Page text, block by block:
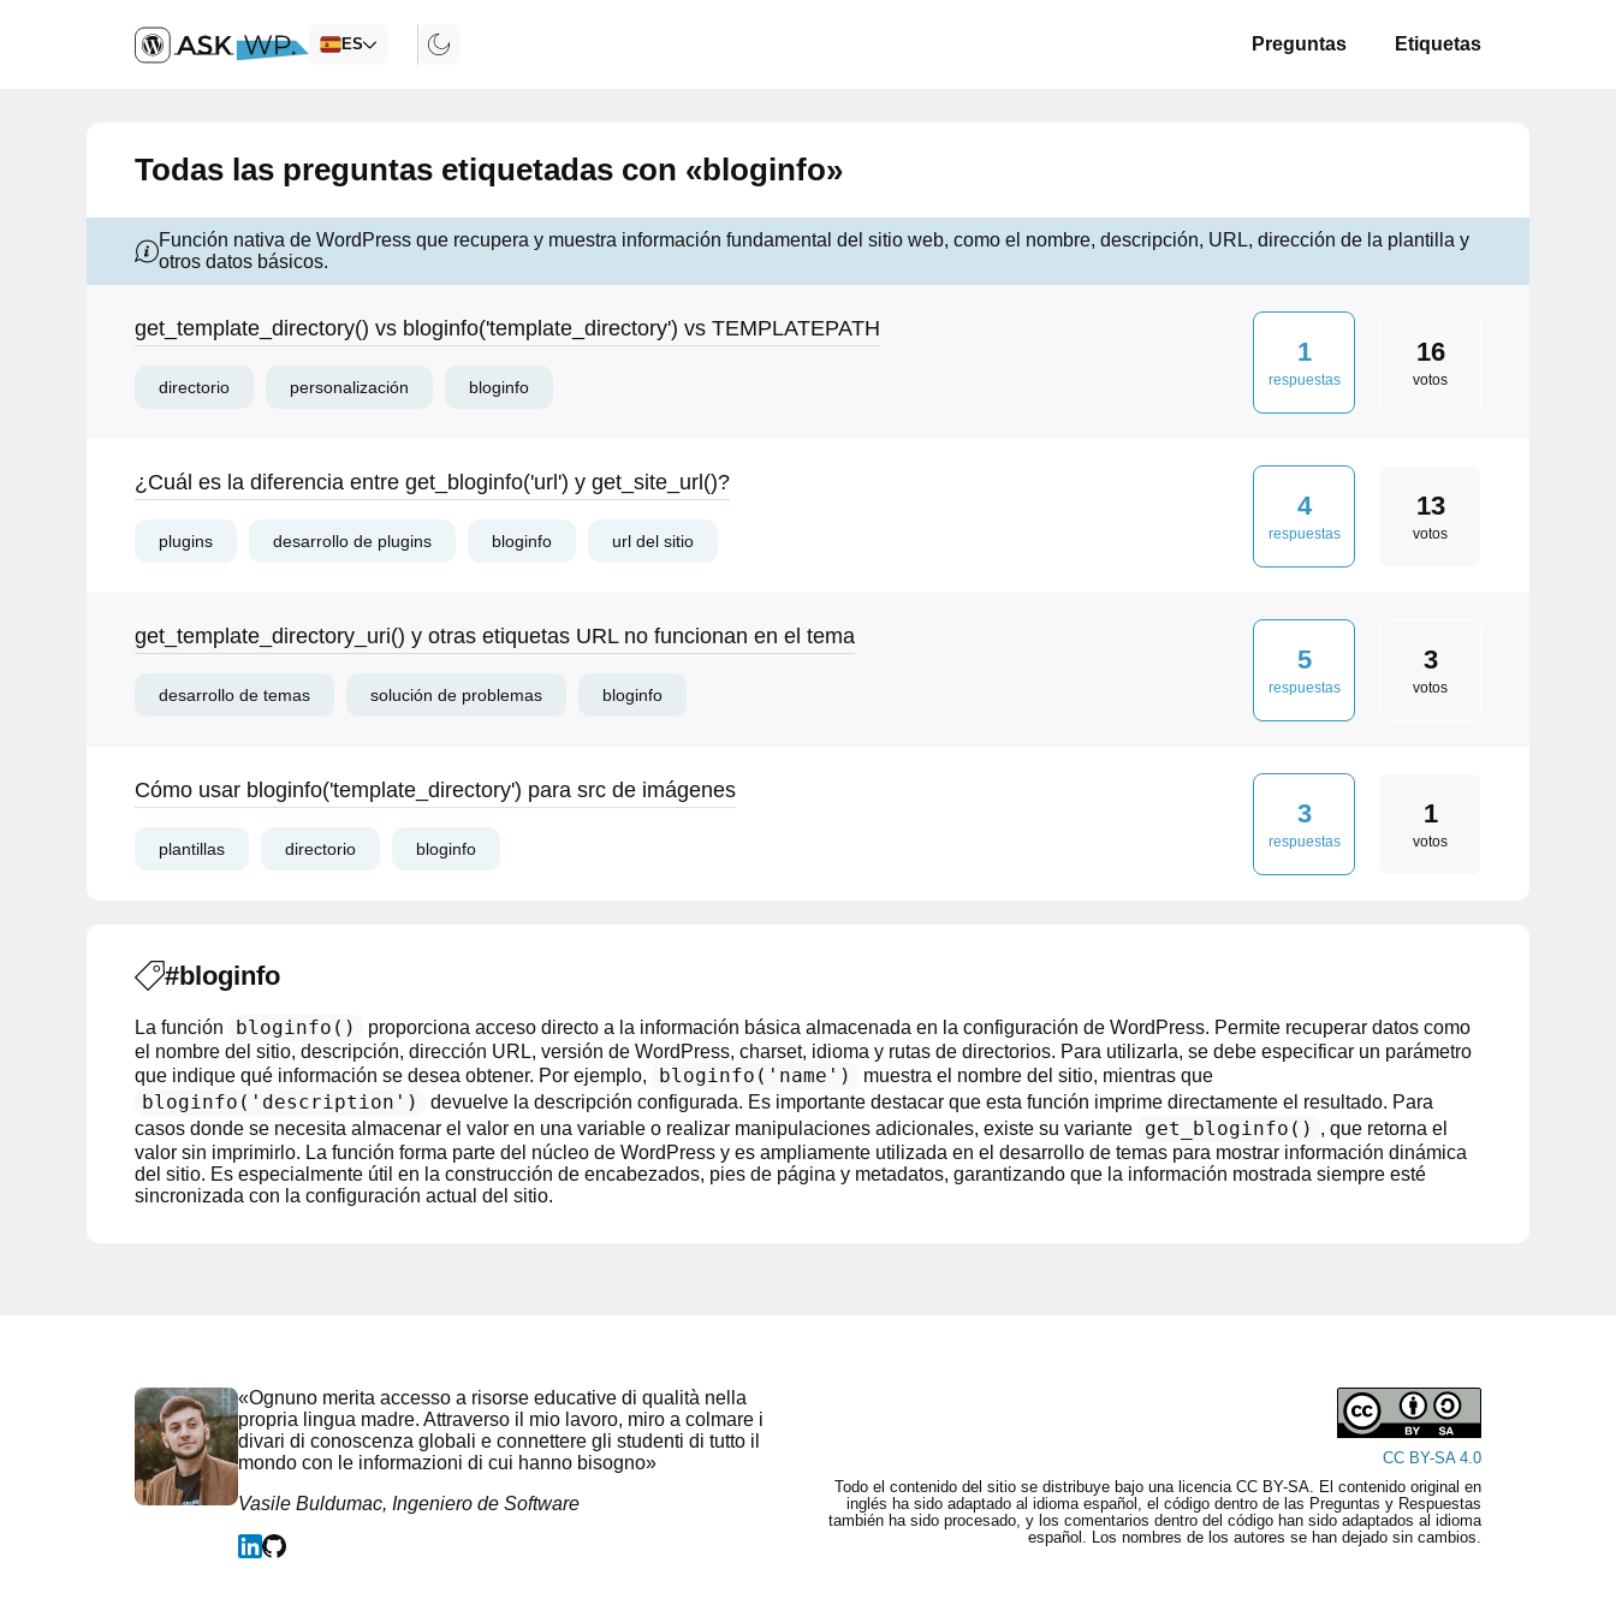
ES Preguntas Etiquetas
Todas las preguntas etiquetadas con «bloginfo»
Función nativa de WordPress que recupera y muestra información fundamental del sitio web, como el nombre, descripción, URL, dirección de la plantilla y
otros datos básicos.
get_template_directory() vs bloginfo('template_directory') vs TEMPLATEPATH
directorio personalización bloginfo
1
respuestas
16
votos
¿Cuál es la diferencia entre get_bloginfo('url') y get_site_url()?
plugins desarrollo de plugins bloginfo url del sitio
4
respuestas
13
votos
get_template_directory_uri() y otras etiquetas URL no funcionan en el tema
desarrollo de temas solución de problemas bloginfo
5
respuestas
3
votos
Cómo usar bloginfo('template_directory') para src de imágenes
plantillas directorio bloginfo
3
respuestas
1
votos
#bloginfo
La función bloginfo()
proporciona acceso directo a la información básica almacenada en la configuración de WordPress. Permite recuperar datos como
el nombre del sitio, descripción, dirección URL, versión de WordPress, charset, idioma y rutas de directorios. Para utilizarla, se debe especificar un parámetro
que indique qué información se desea obtener. Por ejemplo,
bloginfo('name') muestra el nombre del sitio, mientras que
bloginfo('description')
devuelve la descripción configurada. Es importante destacar que esta función imprime directamente el resultado. Para
casos donde se necesita almacenar el valor en una variable o realizar manipulaciones adicionales, existe su variante
get_bloginfo() , que retorna el
valor sin imprimirlo. La función forma parte del núcleo de WordPress y es ampliamente utilizada en el desarrollo de temas para mostrar información dinámica
del sitio. Es especialmente útil en la construcción de encabezados, pies de página y metadatos, garantizando que la información mostrada siempre esté
sincronizada con la configuración actual del sitio.
«Ognuno merita accesso a risorse educative di qualità nella
propria lingua madre. Attraverso il mio lavoro, miro a colmare i
divari di conoscenza globali e connettere gli studenti di tutto il
mondo con le informazioni di cui hanno bisogno»
Vasile Buldumac, Ingeniero de Software
CC BY-SA 4.0
Todo el contenido del sitio se distribuye bajo una licencia CC BY-SA. El contenido original en
inglés ha sido adaptado al idioma español, el código dentro de las Preguntas y Respuestas
también ha sido procesado, y los comentarios dentro del código han sido adaptados al idioma
español. Los nombres de los autores se han dejado sin cambios.